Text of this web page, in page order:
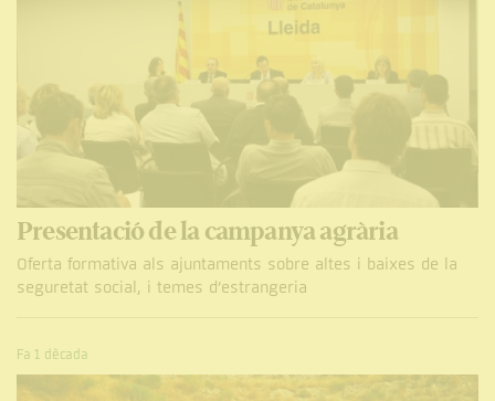
Presentació de la campanya agrària
Oferta formativa als ajuntaments sobre altes i baixes de la
seguretat social, i temes d’estrangeria
Fa 1 dècada